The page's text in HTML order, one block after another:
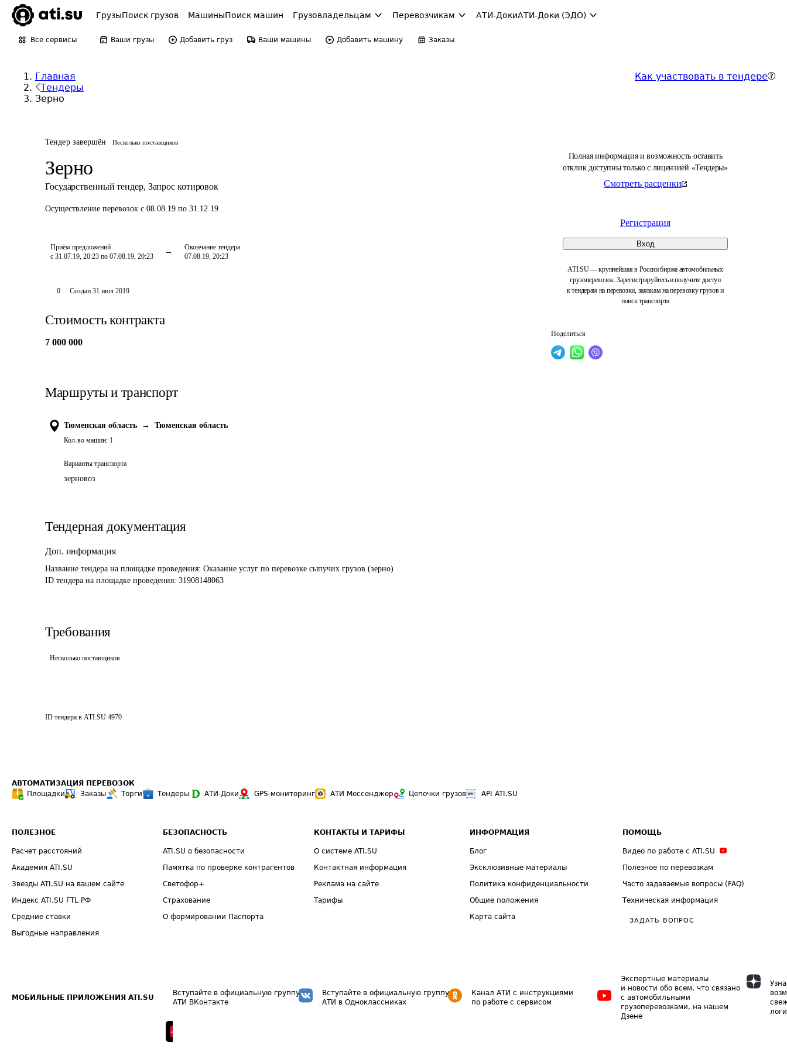
ГрузыПоиск грузов МашиныПоиск машин Грузовладельцам Перевозчикам АТИ-ДокиАТИ-Доки (ЭДО)
Все сервисы Ваши грузы Добавить груз Ваши машины Добавить машину Заказы
Главная
Тендеры
Зерно
Как участвовать в тендере
Тендер завершён Несколько поставщиков
Зерно
Государственный тендер, Запрос котировок
Осуществление перевозок с 08.08.19 по 31.12.19
Приём предложений
с 31.07.19, 20:23 по 07.08.19, 20:23
Окончание тендера
07.08.19, 20:23
Полная информация и возможность оставить
отклик доступны только с лицензией «Тендеры»
Смотреть расценки
Регистрация
Вход
ATI.SU — крупнейшая в России биржа автомобильных
грузоперевозок. Зарегистрируйтесь и получите доступ
к тендерам на перевозки, заявкам на перевозку грузов и
поиск транспорта
Поделиться
0 Создан 31 июл 2019
Стоимость контракта
7 000 000
Маршруты и транспорт
Тюменская область → Тюменская область
Кол-во машин: 1
Варианты транспорта
зерновоз
Тендерная документация
Доп. информация
Название тендера на площадке проведения: Оказание услуг по перевозке сыпучих грузов (зерно)
ID тендера на площадке проведения: 31908148063
Требования
Несколько поставщиков
ID тендера в ATI.SU 4970
АВТОМАТИЗАЦИЯ ПЕРЕВОЗОК
Площадки
Заказы Торги Тендеры АТИ-Доки GPS-мониторинг АТИ Мессенджер Цепочки грузов API ATI.SU
ПОЛЕЗНОЕ
Расчет расстояний
Академия ATI.SU
Звезды ATI.SU на вашем сайте
Индекс ATI.SU FTL РФ
Средние ставки
Выгодные направления
БЕЗОПАСНОСТЬ
ATI.SU о безопасности
Памятка по проверке контрагентов
Светофор+
Страхование
О формировании Паспорта
КОНТАКТЫ И ТАРИФЫ
О системе ATI.SU
Контактная информация
Реклама на сайте
Тарифы
ИНФОРМАЦИЯ
Блог
Эксклюзивные материалы
Политика конфиденциальности
Общие положения
Карта сайта
ПОМОЩЬ
Видео по работе с ATI.SU
Полезное по перевозкам
Часто задаваемые вопросы (FAQ)
Техническая информация
ЗАДАТЬ ВОПРОС
МОБИЛЬНЫЕ ПРИЛОЖЕНИЯ ATI.SU
Вступайте в официальную группу
АТИ ВКонтакте
Вступайте в официальную группу
АТИ в Одноклассниках
Канал АТИ с инструкциями
по работе с сервисом
Экспертные материалы
и новости обо всем, что связано
с автомобильными
грузоперевозками, на нашем
Дзене